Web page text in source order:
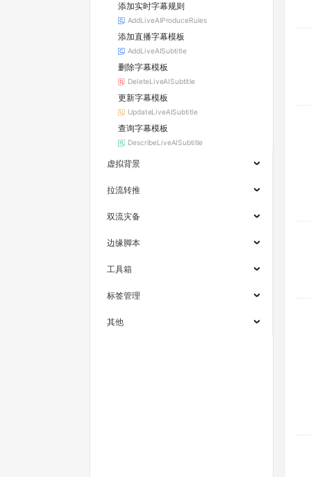
添加实时字幕规则
AddLiveAIProduceRules
添加直播字幕模板
AddLiveAISubtitle
删除字幕模板
DeleteLiveAISubtitle
更新字幕模板
UpdateLiveAISubtitle
查询字幕模板
DescribeLiveAISubtitle
虚拟背景
拉流转推
双流灾备
边缘脚本
工具箱
标签管理
其他